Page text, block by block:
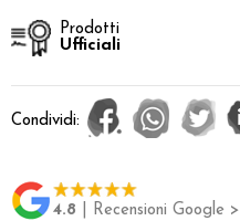
Prodotti
Ufficiali
Condividi:
4.8 | Recensioni Google >